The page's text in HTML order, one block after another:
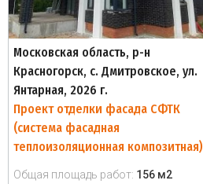
Московская область, р-н
Красногорск, с. Дмитровское, ул.
Янтарная, 2026 г.
Проект отделки фасада СФТК
(система фасадная
теплоизоляционная композитная)
Общая площадь работ: 156 м2